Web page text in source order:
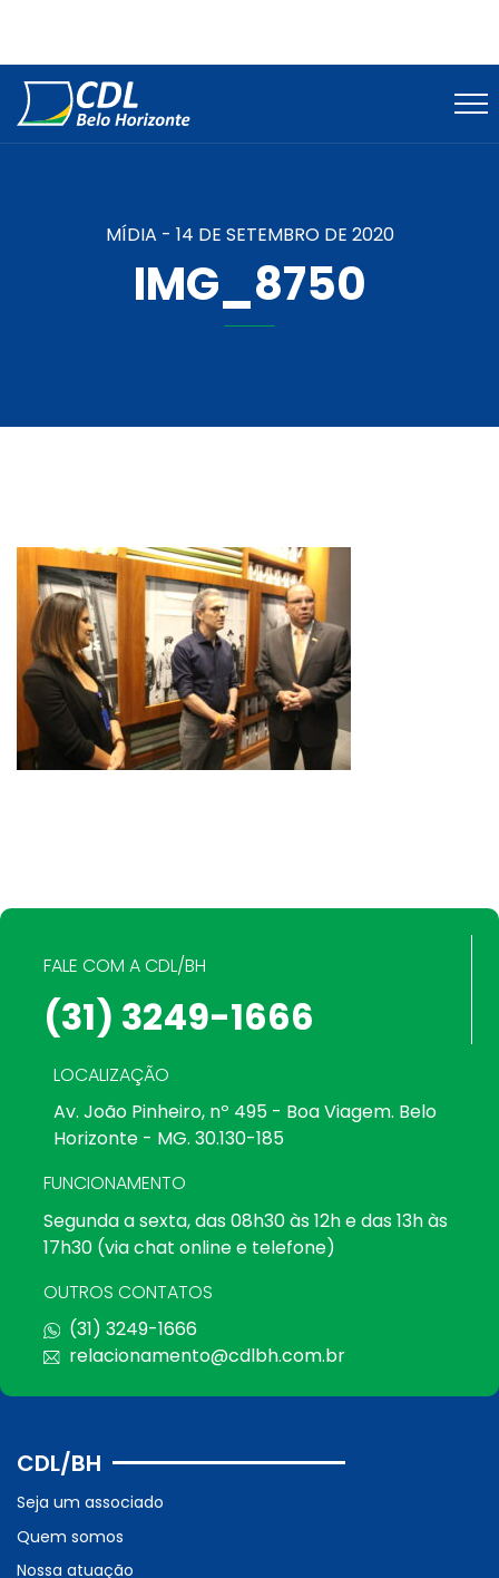
MÍDIA - 14 DE SETEMBRO DE 2020
IMG_8750
FALE COM A CDL/BH
(31) 3249-1666
LOCALIZAÇÃO
Av. João Pinheiro, nº 495 - Boa Viagem. Belo
Horizonte - MG. 30.130-185
FUNCIONAMENTO
Segunda a sexta, das 08h30 às 12h e das 13h às
17h30 (via chat online e telefone)
OUTROS CONTATOS
(31) 3249-1666
relacionamento@cdlbh.com.br
CDL/BH
Seja um associado
Quem somos
Nossa atuação